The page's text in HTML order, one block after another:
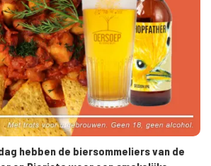
hebben de biersommeliers van de